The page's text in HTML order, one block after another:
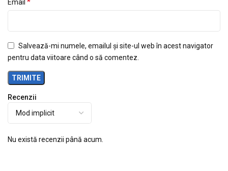
Recenzii
Nu există recenzii până acum.
Email
Salvează-mi numele, emailul și site-ul web în acest navigator
pentru data viitoare când o să comentez.